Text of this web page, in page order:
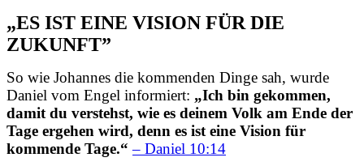
„ES IST EINE VISION FÜR DIE
ZUKUNFT”
So wie Johannes die kommenden Dinge sah, wurde
Daniel vom Engel informiert: „Ich bin gekommen,
damit du verstehst, wie es deinem Volk am Ende der
Tage ergehen wird, denn es ist eine Vision für
kommende Tage.“– Daniel 10:14